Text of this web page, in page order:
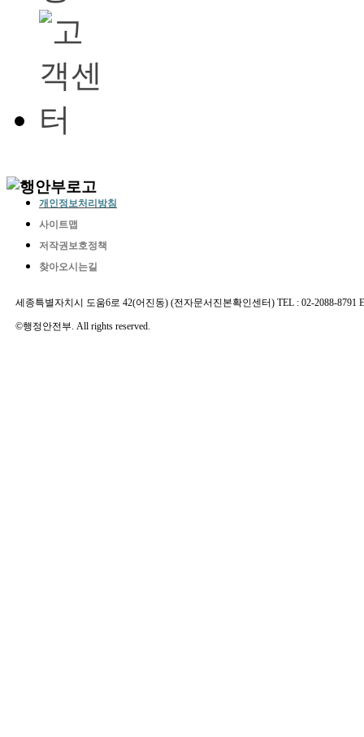
개인정보처리방침
사이트맵
저작권보호정책
찾아오시는길
세종특별자치시 도움6로 42(어진동) (전자문서진본확인센터) TEL : 02-2088-8791
©행정안전부. All rights reserved.